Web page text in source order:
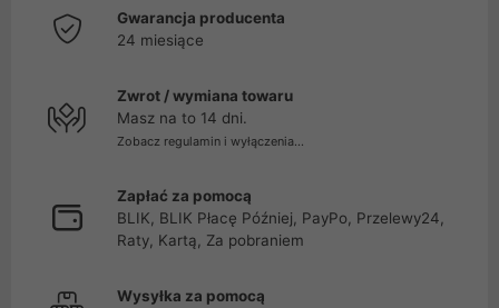
Gwarancja producenta
24 miesiące
Zwrot / wymiana towaru
Masz na to 14 dni.
Zobacz regulamin i wyłączenia...
Zapłać za pomocą
BLIK, BLIK Płacę Później, PayPo, Przelewy24,
Raty, Kartą, Za pobraniem
Wysyłka za pomocą